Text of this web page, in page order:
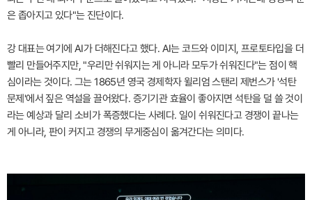
은 좁아지고 있다"는 진단이다.
강 대표는 여기에 AI가 더해진다고 했다. AI는 코드와 이미지, 프로토타입을 더
빨리 만들어주지만, "우리만 쉬워지는 게 아니라 모두가 쉬워진다"는 점이 핵
심이라는 것이다. 그는 1865년 영국 경제학자 윌리엄 스탠리 제번스가 '석탄
문제'에서 짚은 역설을 끌어왔다. 증기기관 효율이 좋아지면 석탄을 덜 쓸 것이
라는 예상과 달리 소비가 폭증했다는 사례다. 일이 쉬워진다고 경쟁이 끝나는
게 아니라, 판이 커지고 경쟁의 무게중심이 옮겨간다는 의미다.